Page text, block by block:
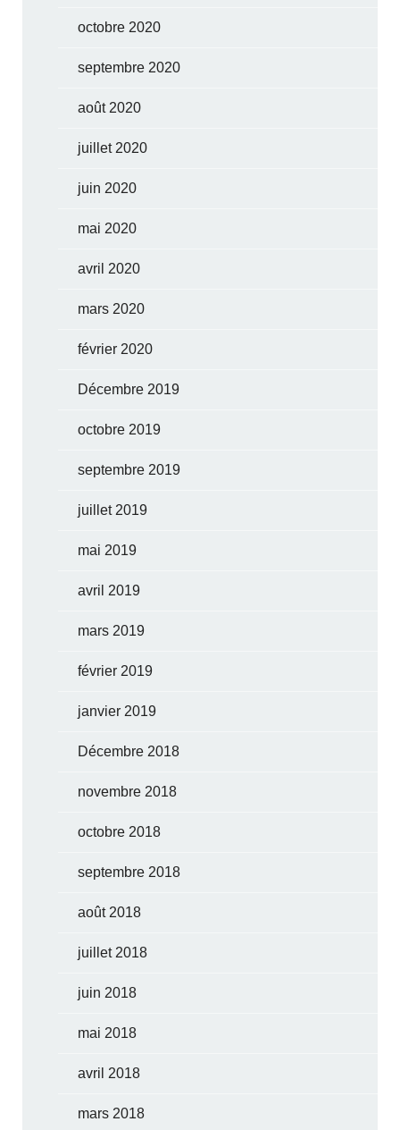
octobre 2020
septembre 2020
août 2020
juillet 2020
juin 2020
mai 2020
avril 2020
mars 2020
février 2020
Décembre 2019
octobre 2019
septembre 2019
juillet 2019
mai 2019
avril 2019
mars 2019
février 2019
janvier 2019
Décembre 2018
novembre 2018
octobre 2018
septembre 2018
août 2018
juillet 2018
juin 2018
mai 2018
avril 2018
mars 2018